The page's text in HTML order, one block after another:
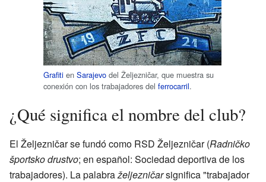
Grafiti en Sarajevo del Željezničar, que muestra su
conexión con los trabajadores del ferrocarril.
¿Qué significa el nombre del club?
El Željezničar se fundó como RSD Željezničar (Radničko
športsko drustvo; en español: Sociedad deportiva de los
trabajadores). La palabraželjezničarsignifica "trabajador